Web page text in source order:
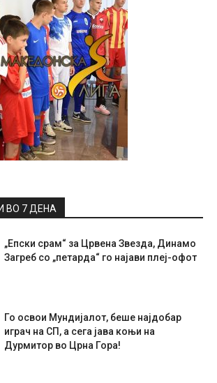
ВО 7 ДЕНА
„Епски срам“ за Црвена Звезда, Динамо
Загреб со „петарда“ го најави плеј-офот
Го освои Мундијалот, беше најдобар
играч на СП, а сега јава коњи на
Дурмитор во Црна Гора!